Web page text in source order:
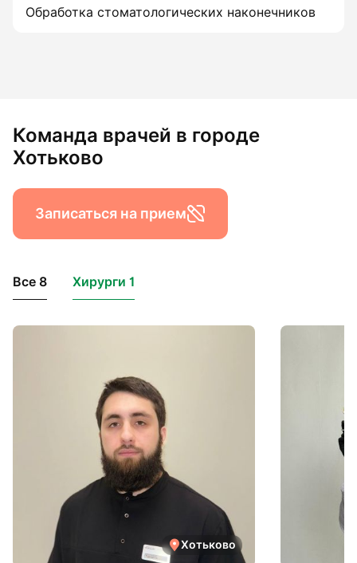
Обработка стоматологических наконечников
Команда врачей в городе
Хотьково
Записаться на прием
Все 8 Хирурги 1
Хотьково